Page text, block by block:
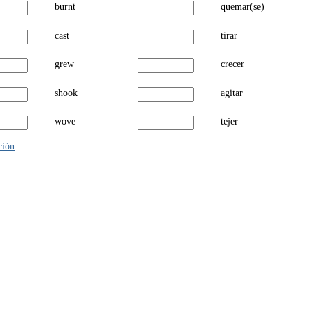
burnt quemar(se)
cast tirar
grew crecer
shook agitar
wove tejer